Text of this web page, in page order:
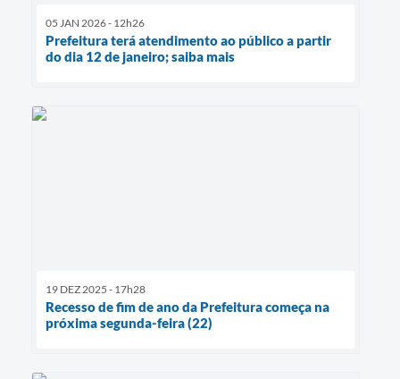
05 JAN 2026 - 12h26
Prefeitura terá atendimento ao público a partir
do dia 12 de janeiro; saiba mais
19 DEZ 2025 - 17h28
Recesso de fim de ano da Prefeitura começa na
próxima segunda-feira (22)